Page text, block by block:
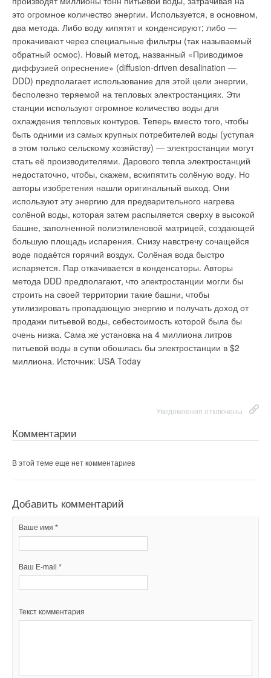
это огромное количество энергии. Используется, в основном,
два метода. Либо воду кипятят и конденсируют; либо —
прокачивают через специальные фильтры (так называемый
обратный осмос). Новый метод, названный «Приводимое
диффузией опреснение» (diffusion-driven desalination —
DDD) предполагает использование для этой цели энергии,
бесполезно теряемой на тепловых электростанциях. Эти
станции используют огромное количество воды для
охлаждения тепловых контуров. Теперь вместо того, чтобы
быть одними из самых крупных потребителей воды (уступая
в этом только сельскому хозяйству) — электростанции могут
стать её производителями. Дарового тепла электростанций
недостаточно, чтобы, скажем, вскипятить солёную воду. Но
авторы изобретения нашли оригинальный выход. Они
используют эту энергию для предварительного нагрева
солёной воды, которая затем распыляется сверху в высокой
башне, заполненной полиэтиленовой матрицей, создающей
большую площадь испарения. Снизу навстречу сочащейся
воде подаётся горячий воздух. Солёная вода быстро
испаряется. Пар откачивается в конденсаторы. Авторы
метода DDD предполагают, что электростанции могли бы
строить на своей территории такие башни, чтобы
утилизировать пропадающую энергию и получать доход от
продажи питьевой воды, себестоимость которой была бы
очень низка. Сама же установка на 4 миллиона литров
питьевой воды в сутки обошлась бы электростанции в $2
миллиона. Источник: USA Today
Уведомления отключены
Комментарии
В этой теме еще нет комментариев
Добавить комментарий
Ваше имя *
Ваш E-mail *
Текст комментария
голая степь и безветренные дни - большая редкость.
Электроэнергию, которую будет давать ветряная
электростанция, Щелочков рассчитывает использовать для
отопления дома, а также бани и инкубатора. В одноэтажной
Куриловке двухэтажный дом Щелчковых заметен издалека.
Таких, как он, здесь называют Прялкиными или Кулибиными.
Кто-то из образованных проронил как-то: "Дон Кихот тоже с
ветром боролся". Виктор Иванов не обижается, говорит:
"Некогда дом построил, из деревьев сад вырастил, теперь
ветроэлектростанцию надо доделать - семейная традиция
все-таки.Источник: 1TV
Комментарии
В этой теме еще нет комментариев
Добавить комментарий
Ваше имя *
Ваш E-mail *
масштабную сервисную поддержку.
Уведомления отключены
Комментарии
В этой теме еще нет комментариев
Добавить комментарий
Ваше имя *
Ваш E-mail *
Текст комментария